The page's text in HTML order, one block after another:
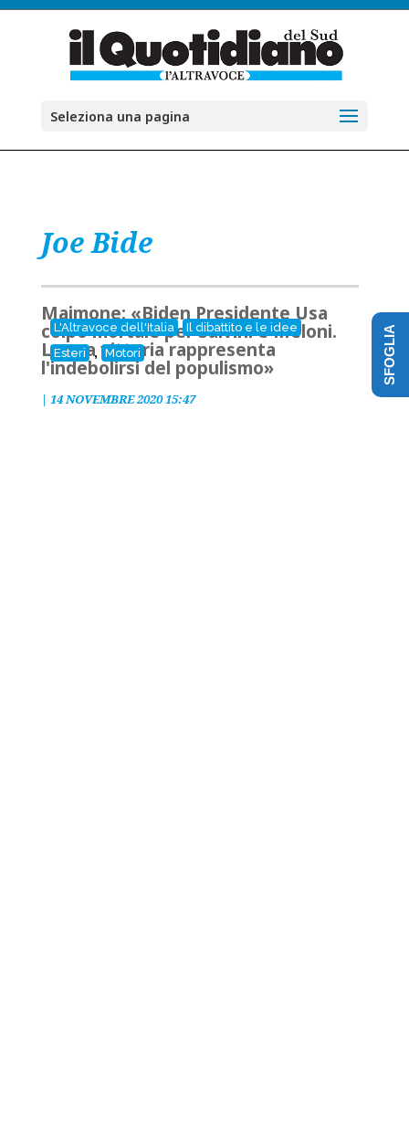
Seleziona una pagina
Joe Bide
L'Altravoce dell'Italia
Il dibattito e le idee
Esteri
, Motori
Maimone: «Biden Presidente Usa
colpo mortale per Salvini e Meloni.
La sua vittoria rappresenta
l'indebolirsi del populismo»
| 14 NOVEMBRE 2020 15:47
SFOGLIA